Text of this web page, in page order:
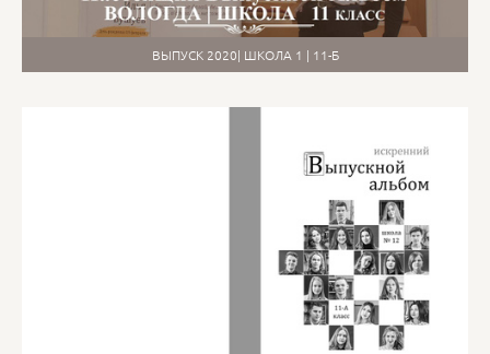
ВЫПУСК 2020| ШКОЛА 1 | 11-Б